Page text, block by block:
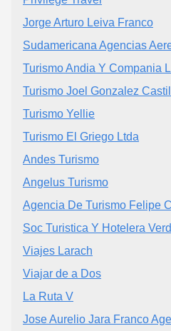
Jorge Arturo Leiva Franco
Sudamericana Agencias
Turismo Andia Y Compania
Turismo Joel Gonzalez
Turismo Yellie
Turismo El Griego Ltda
Andes Turismo
Angelus Turismo
Agencia De Turismo Felipe
Soc Turistica Y Hotelera
Viajes Larach
Viajar de a Dos
La Ruta V
Jose Aurelio Jara Franco